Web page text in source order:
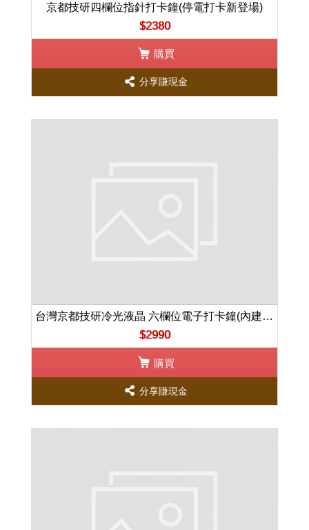
京都技研四欄位指針打卡鐘(停電打卡新登場)
$2380
購買
分享賺現金
台灣京都技研冷光液晶 六欄位電子打卡鐘(內建停電打卡)
$2990
購買
分享賺現金